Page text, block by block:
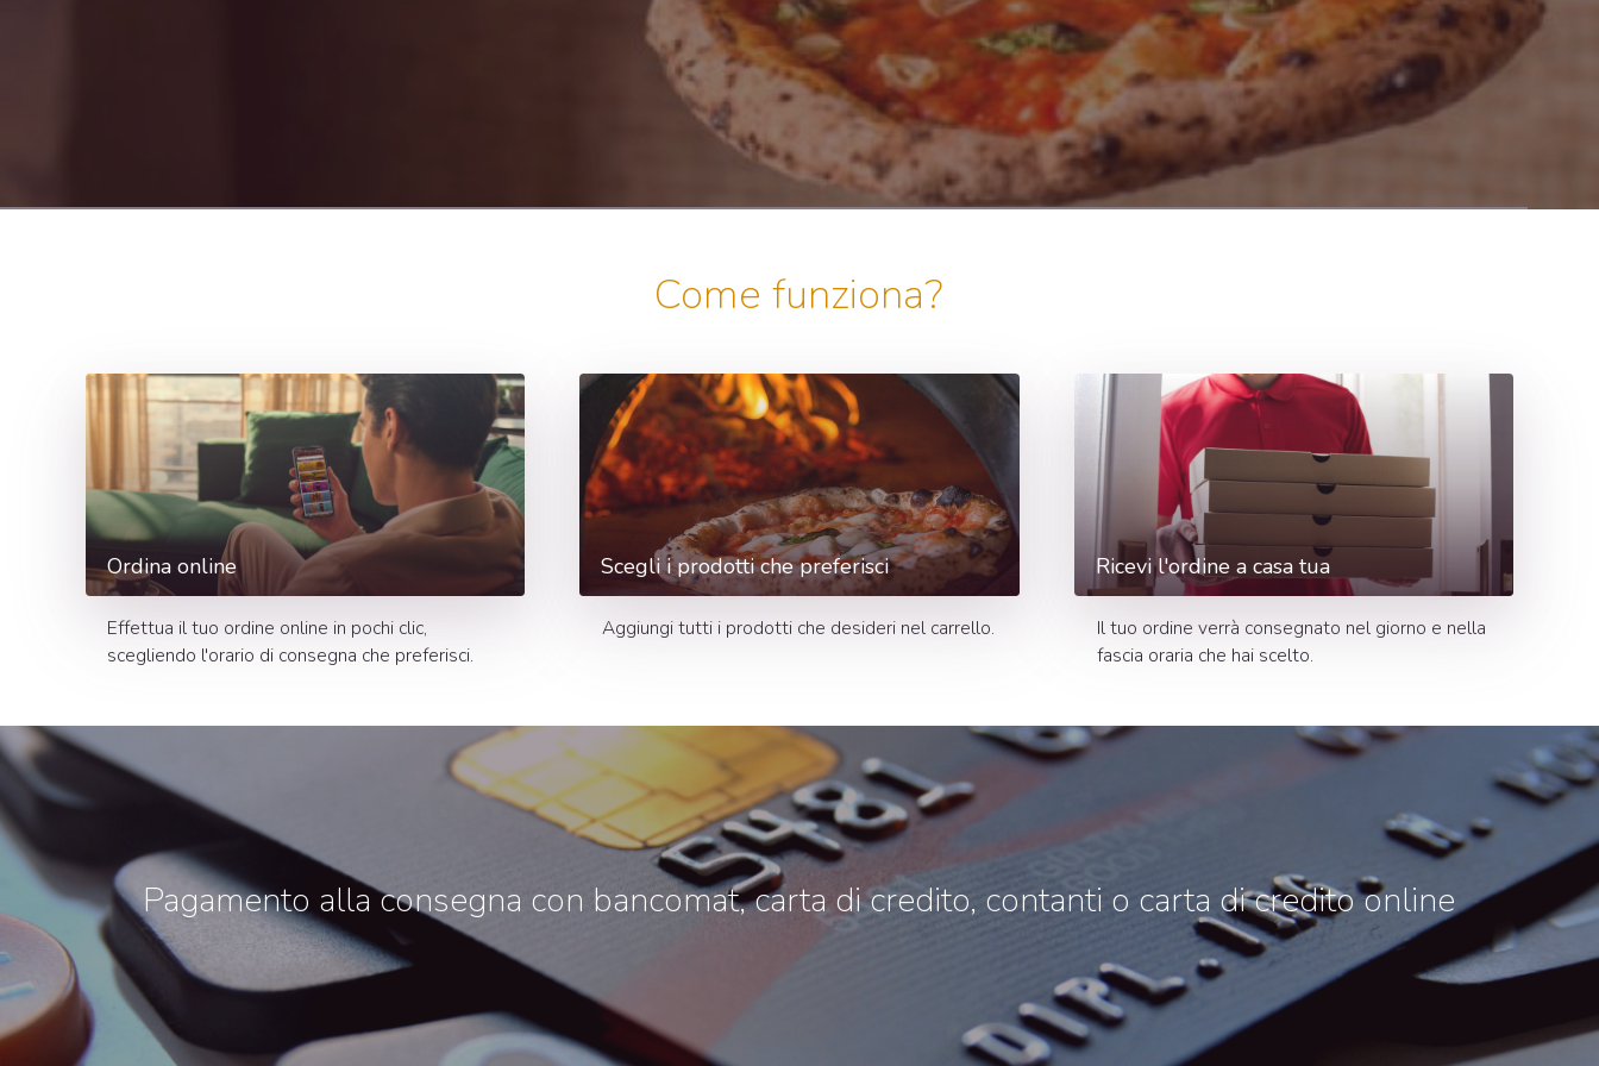
Come funziona?
Ordina online
Effettua il tuo ordine online in pochi clic,
scegliendo l'orario di consegna che preferisci.
Scegli i prodotti che preferisci
Aggiungi tutti i prodotti che desideri nel carrello.
Ricevi l'ordine a casa tua
Il tuo ordine verrà consegnato nel giorno e nella
fascia oraria che hai scelto.
Pagamento alla consegna con bancomat, carta di credito, contanti o carta di credito online